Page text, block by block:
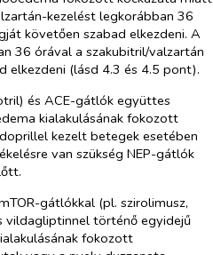
kezelést legkorábban 36
követően szabad elkezdeni. A
36 órával a szakubitril/valzartán
elkezdeni (lásd 4.3 és 4.5 pont).
és ACE-gátlók együttes
kialakulásának fokozott
kezelt betegek esetében
van szükség NEP-gátlók
gátlókkal (pl. szirolimusz,
vildagliptinnel történő egyidejű
fokozott